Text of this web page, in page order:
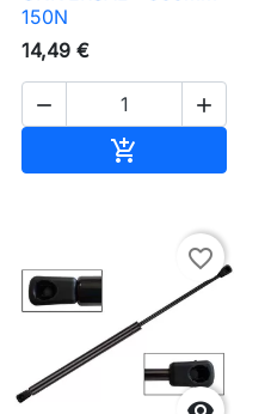
150N
14,49 €
 

favorite_border